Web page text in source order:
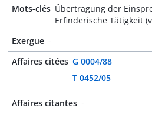
Mots-clés Übertragung der
Erfinderische Tätigkeit
Exergue -
Affaires citées G 0004/88
T 0452/05
Affaires citantes -